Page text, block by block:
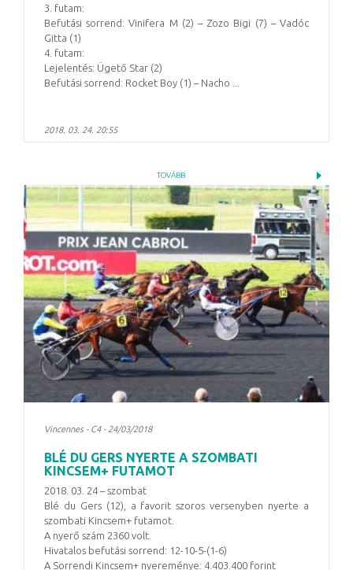
3. futam:
Befutási sorrend: Vinifera M (2) – Zozo Bigi (7) – Vadóc
Gitta (1)
4. futam:
Lejelentés: Ügető Star (2)
Befutási sorrend: Rocket Boy (1) – Nacho ...
2018. 03. 24. 20:55
TOVÁBB
Vincennes - C4 - 24/03/2018
BLÉ DU GERS NYERTE A SZOMBATI
KINCSEM+ FUTAMOT
2018. 03. 24 – szombat
Blé du Gers (12), a favorit szoros versenyben nyerte a
szombati Kincsem+ futamot.
A nyerő szám 2360 volt.
Hivatalos befutási sorrend: 12-10-5-(1-6)
A Sorrendi Kincsem+ nyereménye: 4.403.400 forint